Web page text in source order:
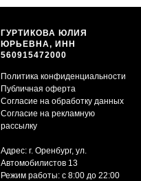
ГУРТИКОВА ЮЛИЯ
ЮРЬЕВНА, ИНН
560915472000
Политика конфиденциальности
Публичная оферта
Согласие на обработку данных
Согласие на рекламную
рассылку
Адрес: г. Оренбург, ул.
Автомобилистов 13
Режим работы: с 8:00 до 22:00